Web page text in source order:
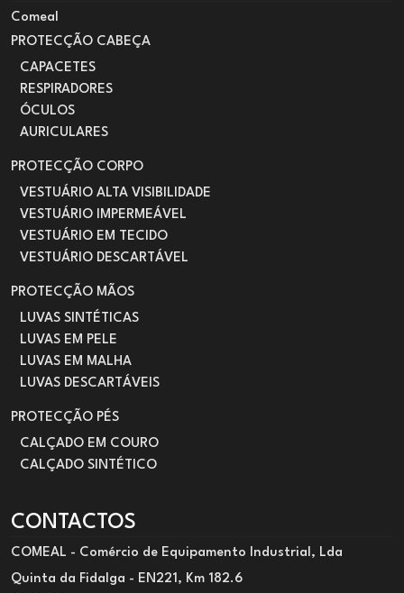
Comeal
PROTECÇÃO CABEÇA
CAPACETES
RESPIRADORES
ÓCULOS
AURICULARES
PROTECÇÃO CORPO
VESTUÁRIO ALTA VISIBILIDADE
VESTUÁRIO IMPERMEÁVEL
VESTUÁRIO EM TECIDO
VESTUÁRIO DESCARTÁVEL
PROTECÇÃO MÃOS
LUVAS SINTÉTICAS
LUVAS EM PELE
LUVAS EM MALHA
LUVAS DESCARTÁVEIS
PROTECÇÃO PÉS
CALÇADO EM COURO
CALÇADO SINTÉTICO
CONTACTOS
COMEAL - Comércio de Equipamento Industrial, Lda
Quinta da Fidalga - EN221, Km 182.6